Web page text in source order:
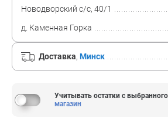
Новодворский с/с, 40/1
д. Каменная Горка
Доставка, Минск
Учитывать остатки с
магазин